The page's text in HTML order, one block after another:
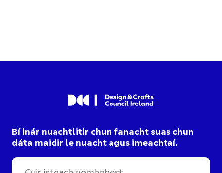
Bí inár nuachtlitir chun fanacht suas chun
dáta maidir le nuacht agus imeachtaí.